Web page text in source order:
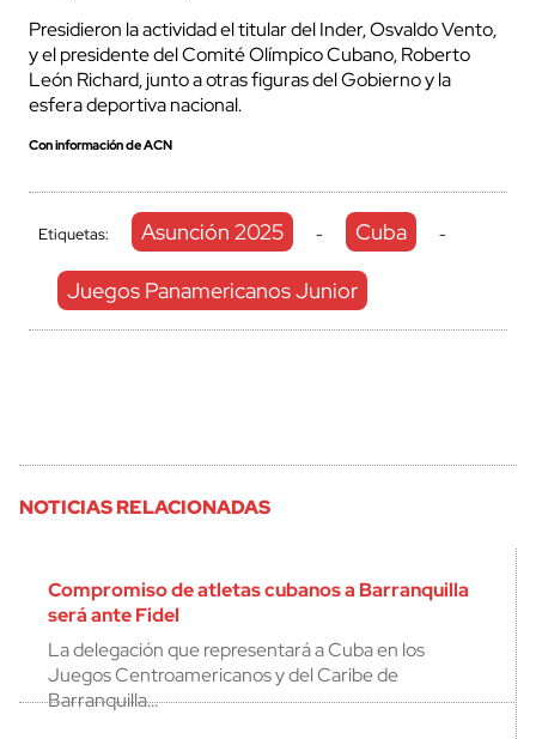
Presidieron la actividad el titular del Inder, Osvaldo Vento,
y el presidente del Comité Olímpico Cubano, Roberto
León Richard, junto a otras figuras del Gobierno y la
esfera deportiva nacional.
Con información de ACN
Etiquetas: Asunción 2025 - Cuba -
Juegos Panamericanos Junior
NOTICIAS RELACIONADAS
Compromiso de atletas cubanos a Barranquilla
será ante Fidel
La delegación que representará a Cuba en los
Juegos Centroamericanos y del Caribe de
Barranquilla…